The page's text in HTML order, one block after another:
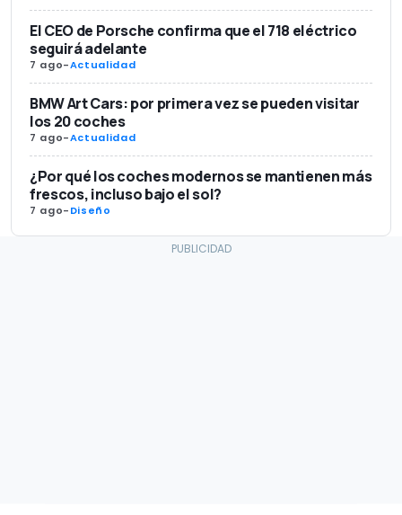
El CEO de Porsche confirma que el 718 eléctrico
seguirá adelante
7 ago-Actualidad
BMW Art Cars: por primera vez se pueden visitar
los 20 coches
7 ago-Actualidad
¿Por qué los coches modernos se mantienen más
frescos, incluso bajo el sol?
7 ago-Diseño